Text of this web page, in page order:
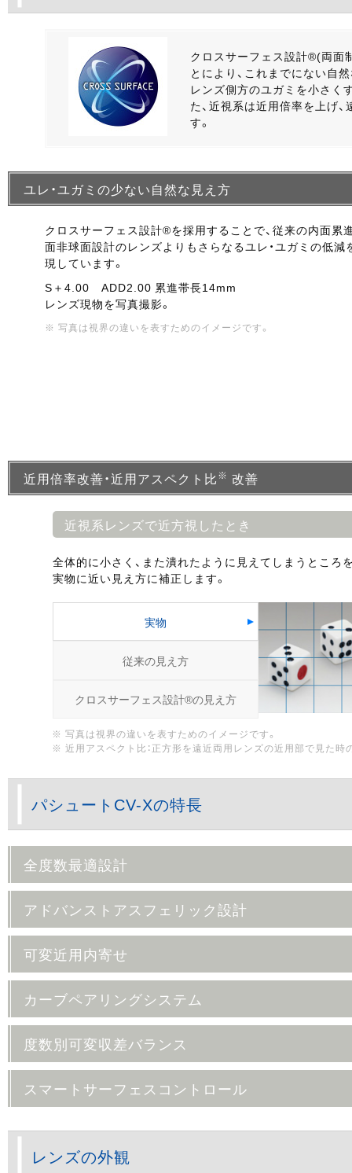
クロスサーフェス設計®(両面
とにより、これまでにない自
レンズ側方のユガミを小さく
た、近視系は近用倍率を上げ
す。
ユレ・ユガミの少ない自然な見え方
クロスサーフェス設計®を採用することで、従来の内面累
面非球面設計のレンズよりもさらなるユレ・ユガミの低減
現しています。
S＋4.00 ADD2.00 累進帯長14mm
レンズ現物を写真撮影。
※ 写真は視界の違いを表すためのイメージです。
近用倍率改善・近用アスペクト比※ 改善
近視系レンズで近方視したとき
全体的に小さく、また潰れたように見えてしまうところ
実物に近い見え方に補正します。
実物
従来の見え方
クロスサーフェス設計®の見え方
※ 写真は視界の違いを表すためのイメージです。
※ 近用アスペクト比：正方形を遠近両用レンズの近用部で見た時
パシュートCV-Xの特長
全度数最適設計
アドバンストアスフェリック設計
可変近用内寄せ
カーブペアリングシステム
度数別可変収差バランス
スマートサーフェスコントロール
レンズの外観